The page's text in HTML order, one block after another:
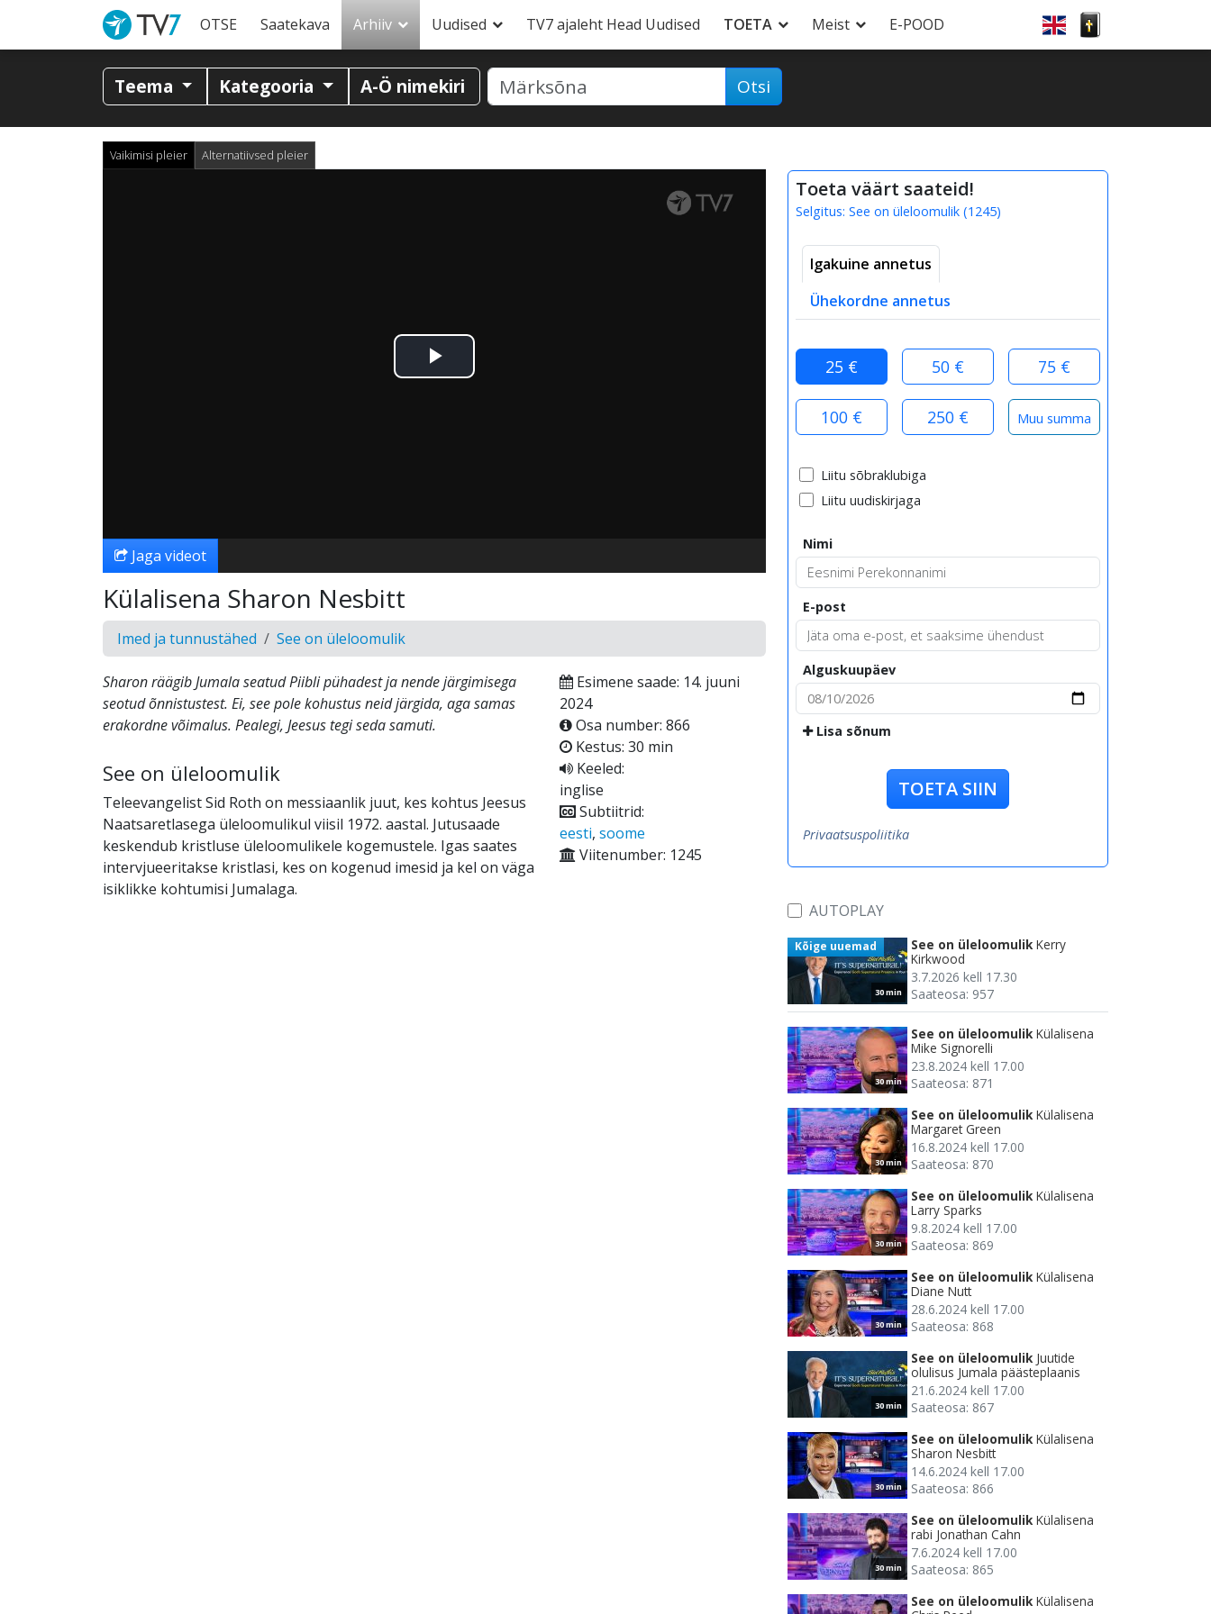
OTSE Saatekava Arhiiv Uudised TV7 ajaleht Head Uudised TOETA Meist E-POOD
Teema Kategooria A-Ö nimekiri Otsi
Vaikimisi pleier Alternatiivsed pleier
Esita
Jaga videot
Külalisena Sharon Nesbitt
Imed ja tunnustähed See on üleloomulik
Sharon räägib Jumala seatud Piibli pühadest ja nende järgimisega
seotud õnnistustest. Ei, see pole kohustus neid järgida, aga samas
erakordne võimalus. Pealegi, Jeesus tegi seda samuti.
See on üleloomulik
Teleevangelist Sid Roth on messiaanlik juut, kes kohtus Jeesus
Naatsaretlasega üleloomulikul viisil 1972. aastal. Jutusaade
keskendub kristluse üleloomulikele kogemustele. Igas saates
intervjueeritakse kristlasi, kes on kogenud imesid ja kel on väga
isiklikke kohtumisi Jumalaga.
Esimene saade: 14. juuni
2024
Osa number: 866
Kestus: 30 min
Keeled:
inglise
Subtiitrid:
eesti, soome
Viitenumber: 1245
Toeta väärt saateid!
Selgitus: See on üleloomulik (1245)
Igakuine annetus
Ühekordne annetus
25 € 50 € 75 €
100 € 250 €
Liitu sõbraklubiga
Liitu uudiskirjaga
Nimi
E-post
Alguskuupäev
Lisa sõnum
TOETA SIIN
Privaatsuspoliitika
AUTOPLAY
30 min
Kõige uuemad See on üleloomulik Kerry
Kirkwood
3.7.2026 kell 17.30
Saateosa: 957
30 min
See on üleloomulik Külalisena
Mike Signorelli
23.8.2024 kell 17.00
Saateosa: 871
30 min
See on üleloomulik Külalisena
Margaret Green
16.8.2024 kell 17.00
Saateosa: 870
30 min
See on üleloomulik Külalisena
Larry Sparks
9.8.2024 kell 17.00
Saateosa: 869
30 min
See on üleloomulik Külalisena
Diane Nutt
28.6.2024 kell 17.00
Saateosa: 868
30 min
See on üleloomulik Juutide
olulisus Jumala päästeplaanis
21.6.2024 kell 17.00
Saateosa: 867
30 min
See on üleloomulik Külalisena
Sharon Nesbitt
14.6.2024 kell 17.00
Saateosa: 866
30 min
See on üleloomulik Külalisena
rabi Jonathan Cahn
7.6.2024 kell 17.00
Saateosa: 865
See on üleloomulik Külalisena